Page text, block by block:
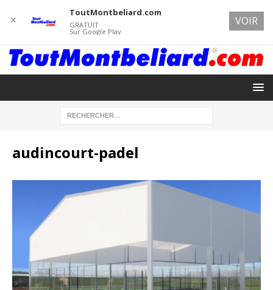
audincourt-padel
✕
ToutMontbeliard.com
GRATUIT
Sur Google Play
VOIR